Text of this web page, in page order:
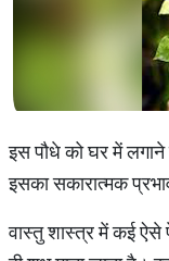
इस पौधे को घर में
इसका सकारात्मक
वास्तु शास्त्र में कई ऐसे